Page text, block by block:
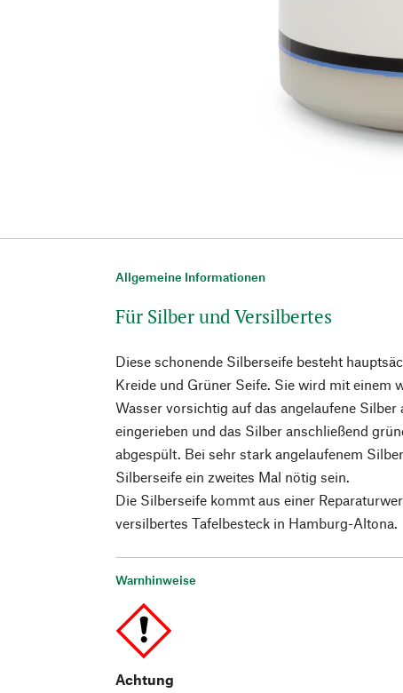
Allgemeine Informationen
Für Silber und Versilbertes
Diese schonende Silberseife besteht
Kreide und Grüner Seife. Sie wird mit einem
Wasser vorsichtig auf das angelaufene Silber
eingerieben und das Silber anschließend
abgespült. Bei sehr stark angelaufenem
Silberseife ein zweites Mal nötig sein.
Die Silberseife kommt aus einer
versilbertes Tafelbesteck in Hamburg-Altona.
Warnhinweise
Achtung